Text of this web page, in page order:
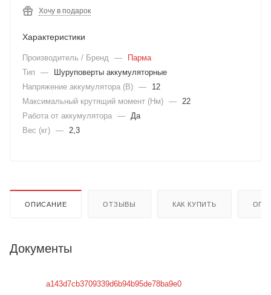
Хочу в подарок
Характеристики
Производитель / Бренд —
Парма
Тип
—
Шуруповерты аккумуляторные
Напряжение аккумулятора (В) —
12
Максимальный крутящий момент (Нм) — 22
Работа от аккумулятора — Да
Вес (кг) — 2,3
ОПИСАНИЕ ОТЗЫВЫ КАК КУПИТЬ
Документы
a143d7cb3709339d6b94b95de78ba9e0